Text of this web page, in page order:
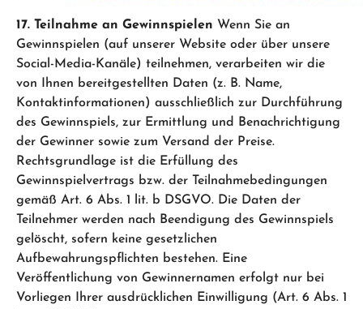
17. Teilnahme an Gewinnspielen Wenn Sie an
Gewinnspielen (auf unserer Website oder über unsere
Social-Media-Kanäle) teilnehmen, verarbeiten wir die
von Ihnen bereitgestellten Daten (z. B. Name,
Kontaktinformationen) ausschließlich zur Durchführung
des Gewinnspiels, zur Ermittlung und Benachrichtigung
der Gewinner sowie zum Versand der Preise.
Rechtsgrundlage ist die Erfüllung des
Gewinnspielvertrags bzw. der Teilnahmebedingungen
gemäß Art. 6 Abs. 1 lit. b DSGVO. Die Daten der
Teilnehmer werden nach Beendigung des Gewinnspiels
gelöscht, sofern keine gesetzlichen
Aufbewahrungspflichten bestehen. Eine
Veröffentlichung von Gewinnernamen erfolgt nur bei
Vorliegen Ihrer ausdrücklichen Einwilligung (Art. 6 Abs. 1